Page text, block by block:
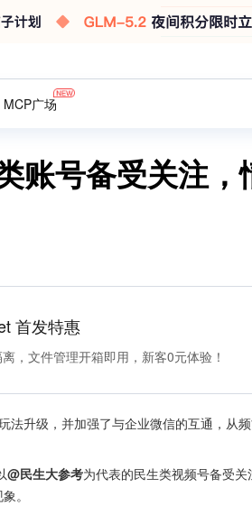
MCP广场
账号备受关注，
首发特惠
，文件管理开箱即用，新客0元体验！
法升级，并加强了与企业微信的互通，从
@民生大参考为代表的民生类视频号备受关
。